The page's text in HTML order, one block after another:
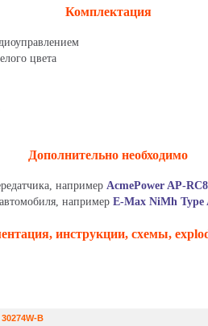
Комплектация
цвета
Дополнительно необходимо
например AcmePower AP-
например E-Max NiMh Type
инструкции, схемы,
30274W-B